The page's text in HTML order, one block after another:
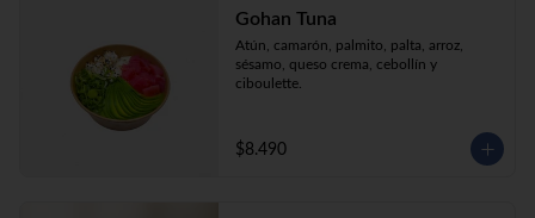
Gohan Tuna
Atún, camarón, palmito, palta, arroz,
sésamo, queso crema, cebollín y
ciboulette.
$8.490